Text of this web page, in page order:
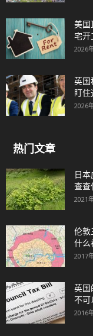
美国
宅开
2026
英国
盯住
2026
热门文章
日
查查
2021
伦敦
什么
2017
英国
不可
2016